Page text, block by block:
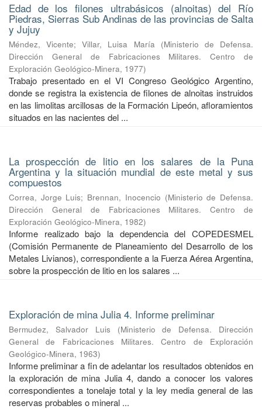
Edad de los filones ultrabásicos (alnoitas) del Río
Piedras, Sierras Sub Andinas de las provincias de Salta
y Jujuy
Méndez, Vicente;Villar, Luisa María (Ministerio de Defensa.
Dirección General de Fabricaciones Militares. Centro de
Exploración Geológico-Minera, 1977)
Trabajo presentado en el VI Congreso Geológico Argentino,
donde se registra la existencia de filones de alnoitas instruidos
en las limolitas arcillosas de la Formación Lipeón, afloramientos
situados en las nacientes del ...
La prospección de litio en los salares de la Puna
Argentina y la situación mundial de este metal y sus
compuestos
Correa, Jorge Luis; Brennan, Inocencio (Ministerio de Defensa.
Dirección General de Fabricaciones Militares. Centro de
Exploración Geológico-Minera, 1982)
Informe realizado bajo la dependencia del COPEDESMEL
(Comisión Permanente de Planeamiento del Desarrollo de los
Metales Livianos), correspondiente a la Fuerza Aérea Argentina,
sobre la prospección de litio en los salares ...
Exploración de mina Julia 4. Informe preliminar
Bermudez, Salvador Luis (Ministerio de Defensa. Dirección
General de Fabricaciones Militares. Centro de Exploración
Geológico-Minera, 1963)
Informe preliminar a fin de adelantar los resultados obtenidos en
la exploración de mina Julia 4, dando a conocer los valores
correspondientes a tonelaje total y la ley media general de las
reservas probables o mineral ...